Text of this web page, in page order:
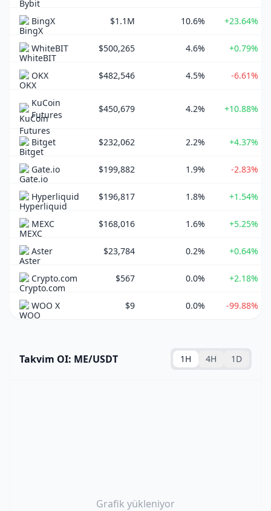
BingX $1.1M 10.6% +23.64%
WhiteBIT $500,265 4.6% +0.79%
OKX $482,546 4.5% -6.61%
KuCoin
Futures
$450,679 4.2% +10.88%
Bitget $232,062 2.2% +4.37%
Gate.io $199,882 1.9% -2.83%
Hyperliquid $196,817 1.8% +1.54%
MEXC $168,016 1.6% +5.25%
Aster $23,784 0.2% +0.64%
Crypto.com $567 0.0% +2.18%
WOO X $9 0.0% -99.88%
Takvim OI: ME/USDT 1H 4H 1D
Grafik yükleniyor